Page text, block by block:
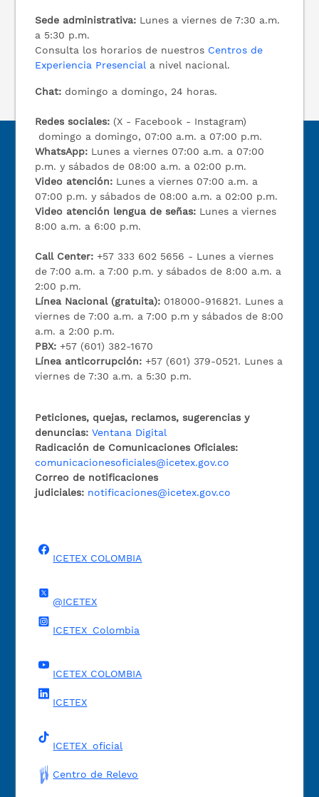
Sede administrativa: Lunes a viernes de 7:30 a.m.
a 5:30 p.m.
Consulta los horarios de nuestros Centros de
Experiencia Presencial a nivel nacional.
Chat: domingo a domingo, 24 horas.
Redes sociales: (X - Facebook - Instagram)
domingo a domingo, 07:00 a.m. a 07:00 p.m.
WhatsApp: Lunes a viernes 07:00 a.m. a 07:00
p.m. y sábados de 08:00 a.m. a 02:00 p.m.
Video atención: Lunes a viernes 07:00 a.m. a
07:00 p.m. y sábados de 08:00 a.m. a 02:00 p.m.
Video atención lengua de señas: Lunes a viernes
8:00 a.m. a 6:00 p.m.
Call Center:+57 333 602 5656 - Lunes a viernes
de 7:00 a.m. a 7:00 p.m. y sábados de 8:00 a.m. a
2:00 p.m.
Línea Nacional (gratuita): 018000-916821. Lunes a
viernes de 7:00 a.m. a 7:00 p.m y sábados de 8:00
a.m. a 2:00 p.m.
PBX:+57 (601) 382-1670
Línea anticorrupción:+57 (601) 379-0521. Lunes a
viernes de 7:30 a.m. a 5:30 p.m.
Peticiones, quejas, reclamos, sugerencias y
denuncias: Ventana Digital
Radicación de Comunicaciones Oficiales:
comunicacionesoficiales@icetex.gov.co
Correo de notificaciones
judiciales: notificaciones@icetex.gov.co
ICETEX COLOMBIA
@ICETEX
ICETEX_Colombia
ICETEX COLOMBIA
ICETEX
ICETEX_oficial
Centro de Relevo